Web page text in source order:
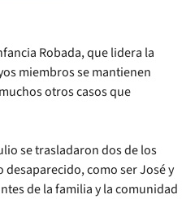
Robada, que lidera la
miembros se mantienen
otros casos que
se trasladaron dos de los
como ser José y
de la familia y la comunidad